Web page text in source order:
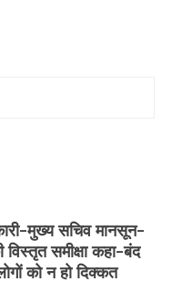
मुख्य सचिव मानसून-
समीक्षा कहा-बंद
को न हो दिक्कत